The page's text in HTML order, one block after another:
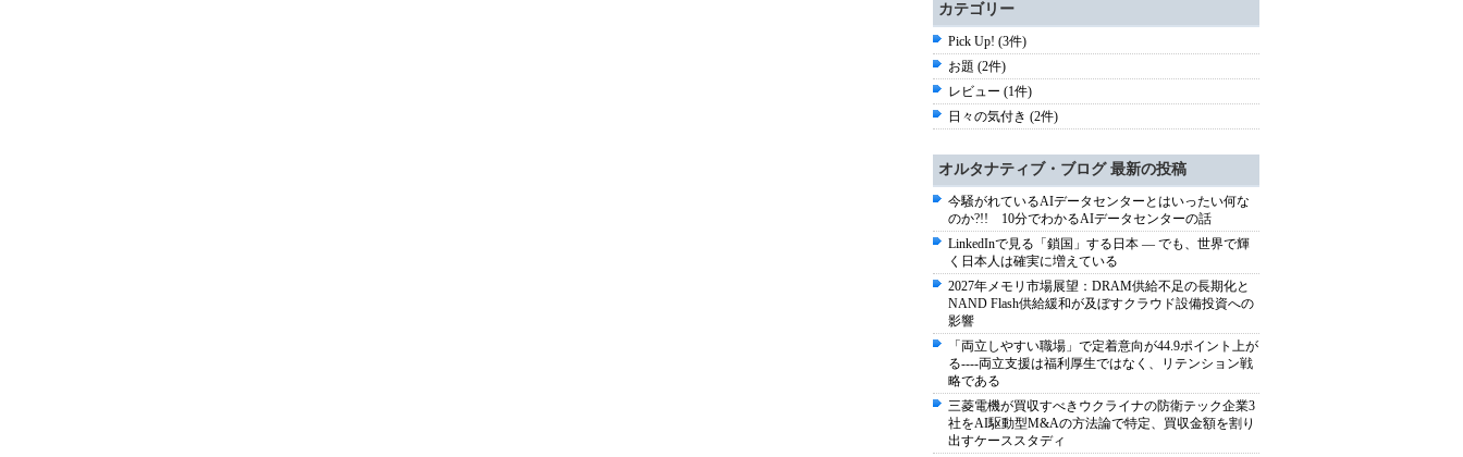
カテゴリー
Pick Up! (3件)
お題 (2件)
レビュー (1件)
日々の気付き (2件)
オルタナティブ・ブログ 最新の投稿
今騒がれているAIデータセンターとはいったい何な
のか?!! 10分でわかるAIデータセンターの話
LinkedInで見る「鎖国」する日本 ― でも、世界で輝
く日本人は確実に増えている
2027年メモリ市場展望：DRAM供給不足の長期化と
NAND Flash供給緩和が及ぼすクラウド設備投資への
影響
「両立しやすい職場」で定着意向が44.9ポイント上が
る----両立支援は福利厚生ではなく、リテンション戦
略である
三菱電機が買収すべきウクライナの防衛テック企業3
社をAI駆動型M&Aの方法論で特定、買収金額を割り
出すケーススタディ